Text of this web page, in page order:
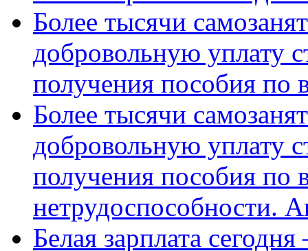
Более тысячи
добровольную уплату
получения пособия по
Более тысячи
добровольную уплату
получения пособия по
нетрудоспособности.
Белая зарплата